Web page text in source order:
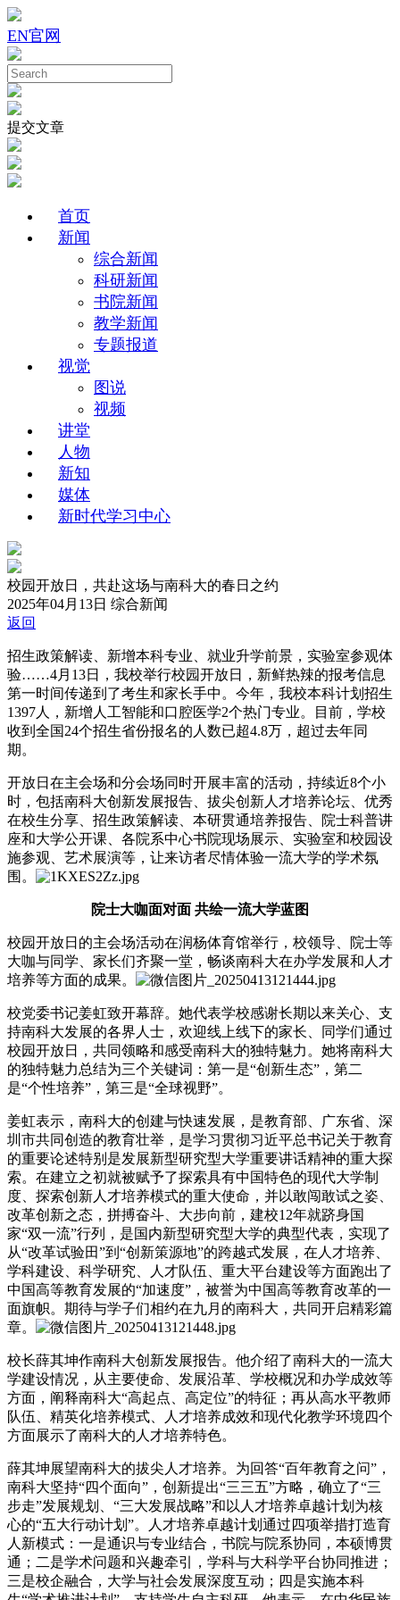
EN官网
提交文章
首页
新闻
综合新闻
科研新闻
书院新闻
教学新闻
专题报道
视觉
图说
视频
讲堂
人物
新知
媒体
新时代学习中心
校园开放日，共赴这场与南科大的春日之约
2025年04月13日 综合新闻
返回
招生政策解读、新增本科专业、就业升学前景，实验室参观体
验……4月13日，我校举行校园开放日，新鲜热辣的报考信息
第一时间传递到了考生和家长手中。今年，我校本科计划招生
1397人，新增人工智能和口腔医学2个热门专业。目前，学校
收到全国24个招生省份报名的人数已超4.8万，超过去年同
期。
开放日在主会场和分会场同时开展丰富的活动，持续近8个小
时，包括南科大创新发展报告、拔尖创新人才培养论坛、优秀
在校生分享、招生政策解读、本研贯通培养报告、院士科普讲
座和大学公开课、各院系中心书院现场展示、实验室和校园设
施参观、艺术展演等，让来访者尽情体验一流大学的学术氛
围。
院士大咖面对面 共绘一流大学蓝图
校园开放日的主会场活动在润杨体育馆举行，校领导、院士等
大咖与同学、家长们齐聚一堂，畅谈南科大在办学发展和人才
培养等方面的成果。
校党委书记姜虹致开幕辞。她代表学校感谢长期以来关心、支
持南科大发展的各界人士，欢迎线上线下的家长、同学们通过
校园开放日，共同领略和感受南科大的独特魅力。她将南科大
的独特魅力总结为三个关键词：第一是“创新生态”，第二
是“个性培养”，第三是“全球视野”。
姜虹表示，南科大的创建与快速发展，是教育部、广东省、深
圳市共同创造的教育壮举，是学习贯彻习近平总书记关于教育
的重要论述特别是发展新型研究型大学重要讲话精神的重大探
索。在建立之初就被赋予了探索具有中国特色的现代大学制
度、探索创新人才培养模式的重大使命，并以敢闯敢试之姿、
改革创新之态，拼搏奋斗、大步向前，建校12年就跻身国
家“双一流”行列，是国内新型研究型大学的典型代表，实现了
从“改革试验田”到“创新策源地”的跨越式发展，在人才培养、
学科建设、科学研究、人才队伍、重大平台建设等方面跑出了
中国高等教育发展的“加速度”，被誉为中国高等教育改革的一
面旗帜。期待与学子们相约在九月的南科大，共同开启精彩篇
章。
校长薛其坤作南科大创新发展报告。他介绍了南科大的一流大
学建设情况，从主要使命、发展沿革、学校概况和办学成效等
方面，阐释南科大“高起点、高定位”的特征；再从高水平教师
队伍、精英化培养模式、人才培养成效和现代化教学环境四个
方面展示了南科大的人才培养特色。
薛其坤展望南科大的拔尖人才培养。为回答“百年教育之问”，
南科大坚持“四个面向”，创新提出“三三五”方略，确立了“三
步走”发展规划、“三大发展战略”和以人才培养卓越计划为核
心的“五大行动计划”。人才培养卓越计划通过四项举措打造育
人新模式：一是通识与专业结合，书院与院系协同，本硕博贯
通；二是学术问题和兴趣牵引，学科与大科学平台协同推进；
三是校企融合，大学与社会发展深度互动；四是实施本科